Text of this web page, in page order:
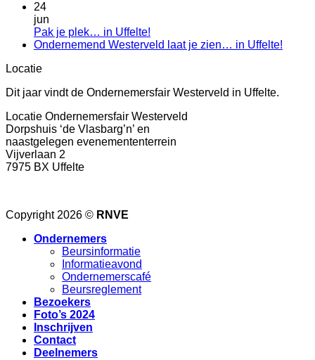
24
jun
Pak je plek… in Uffelte!
Ondernemend Westerveld laat je zien… in Uffelte!
Locatie
Dit jaar vindt de Ondernemersfair Westerveld in Uffelte.
Locatie Ondernemersfair Westerveld
Dorpshuis ‘de Vlasbarg’n’ en
naastgelegen evenemententerrein
Vijverlaan 2
7975 BX Uffelte
Copyright 2026 © RNVE
Ondernemers
Beursinformatie
Informatieavond
Ondernemerscafé
Beursreglement
Bezoekers
Foto’s 2024
Inschrijven
Contact
Deelnemers